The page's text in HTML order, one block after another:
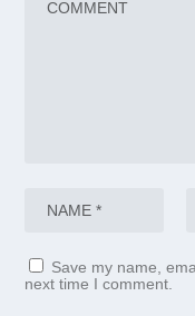
Save my name,
next time I comment.